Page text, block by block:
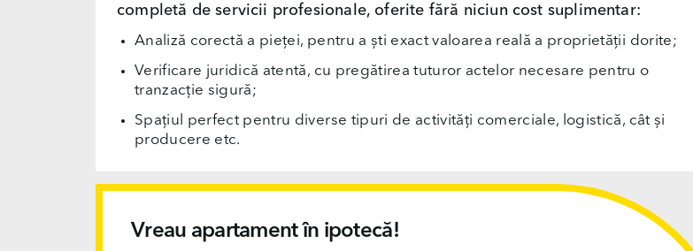
completă de servicii profesionale, oferite fără niciun cost suplimentar:
Analiză corectă a pieței, pentru a ști exact valoarea reală a proprietății dorite;
Verificare juridică atentă, cu pregătirea tuturor actelor necesare pentru o
tranzacție sigură;
Spațiul perfect pentru diverse tipuri de activități comerciale, logistică, cât și
producere etc.
Vreau apartament în ipotecă!